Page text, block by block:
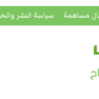
مساهمة سياسة النشر